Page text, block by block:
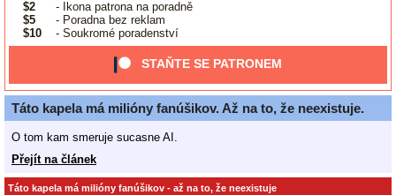
$2
- Ikona patrona na poradně
$5
- Poradna bez reklam
$10
- Soukromé poradenství
STAŇTE SE PATRONEM
Táto kapela má milióny fanúšikov. Až na to, že neexistuje.
O tom kam smeruje sucasne AI.
Přejít na článek
Táto kapela má milióny fanúšikov - až na to, že neexistuje